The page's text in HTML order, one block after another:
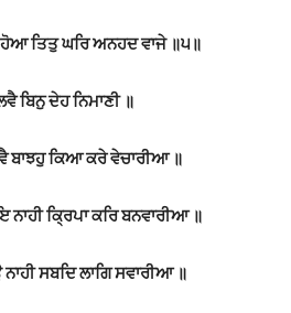
ਤਿਤੁ ਘਰਿ ਅਨਹਦ ਵਾਜੇ ॥੫॥
ਬਿਨੁ ਦੇਹ ਨਿਮਾਣੀ ॥
ਬਾਝਹੁ ਕਿਆ ਕਰੇ ਵੇਚਾਰੀਆ ॥
ਕ੍ਰਿਪਾ ਕਰਿ ਬਨਵਾਰੀਆ ॥
ਸਬਦਿ ਲਾਗਿ ਸਵਾਰੀਆ ॥